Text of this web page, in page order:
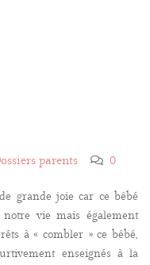
parents
0
grande joie car ce bébé
vie mais également
à « combler » ce bébé,
enseignés à la